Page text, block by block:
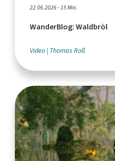
22.06.2026 - 15 Min.
WanderBlog: Waldbröl
Video Thomas Roß